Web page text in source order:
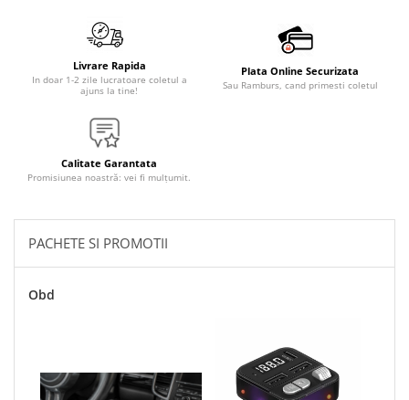
Organizatoare Auto
Iluminat Auto
Semnalizari
Accesorii LED
Piese Caroserie
Oglinzi
Lampi si Proiectoare Camion
Livrare Rapida
In doar 1-2 zile lucratoare coletul a
ajuns la tine!
Plata Online Securizata
Sau Ramburs, cand primesti coletul
Calitate Garantata
Promisiunea noastră: vei fi mulțumit.
PACHETE SI PROMOTII
Obd